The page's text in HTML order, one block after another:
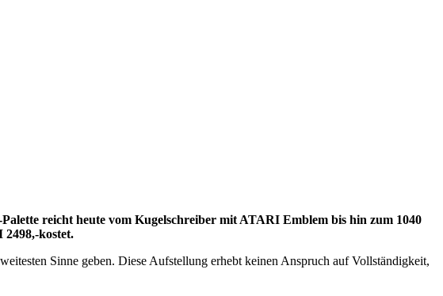
reicht heute vom Kugelschreiber mit ATARI Emblem bis hin zum 1040
kostet.
Sinne geben. Diese Aufstellung erhebt keinen Anspruch auf Vollständigkeit,